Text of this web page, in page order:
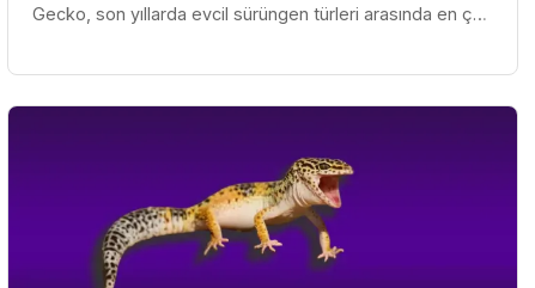
Gecko, son yıllarda evcil sürüngen türleri arasında en çok